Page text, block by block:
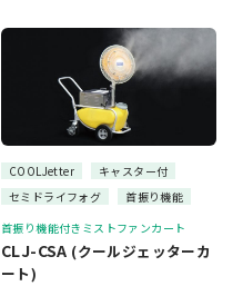
COOLJetter
キャスター付
セミドライフォグ
首振り機能
首振り機能付きミストファンカート
CLJ-CSA (クールジェッターカ
ート)